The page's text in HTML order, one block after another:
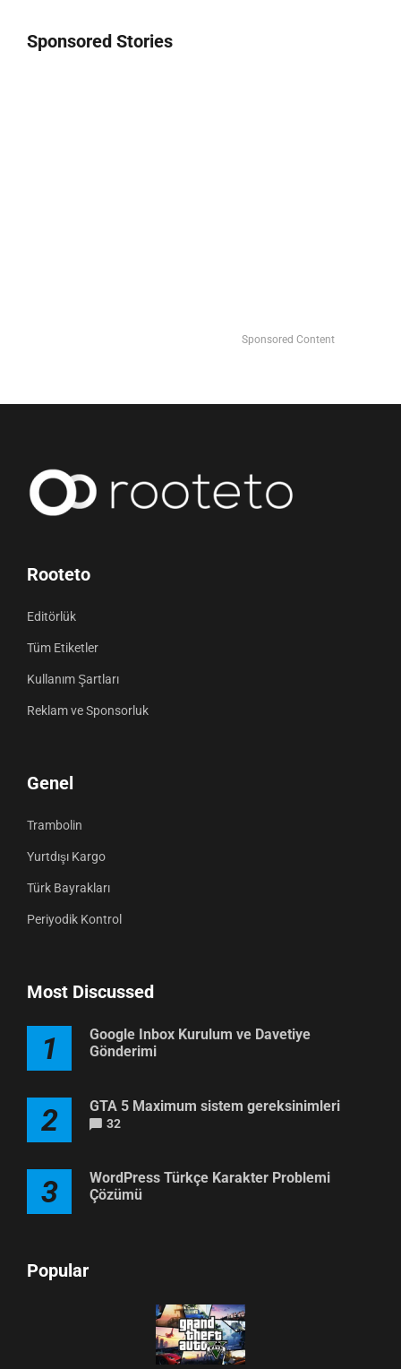
Sponsored Stories
Sponsored Content
Rooteto
Editörlük
Tüm Etiketler
Kullanım Şartları
Reklam ve Sponsorluk
Genel
Trambolin
Yurtdışı Kargo
Türk Bayrakları
Periyodik Kontrol
Most Discussed
1
Google Inbox Kurulum ve Davetiye
Gönderimi
2 GTA 5 Maximum sistem gereksinimleri
32
3
WordPress Türkçe Karakter Problemi
Çözümü
Popular